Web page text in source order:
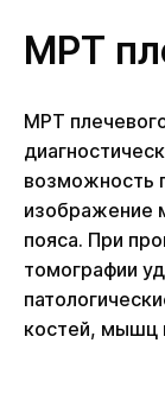
МРТ
МРТ
возможность
изображение
пояса. При
томографии
костей, мышц